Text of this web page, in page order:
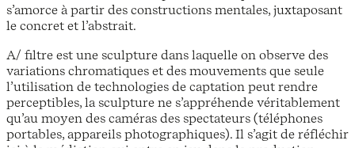
s’amorce à partir des constructions mentales, juxtaposant
le concret et l’abstrait.
A/ filtre est une sculpture dans laquelle on observe des
variations chromatiques et des mouvements que seule
l’utilisation de technologies de captation peut rendre
perceptibles, la sculpture ne s’appréhende véritablement
qu’au moyen des caméras des spectateurs (téléphones
portables, appareils photographiques). Il s’agit de réfléchir